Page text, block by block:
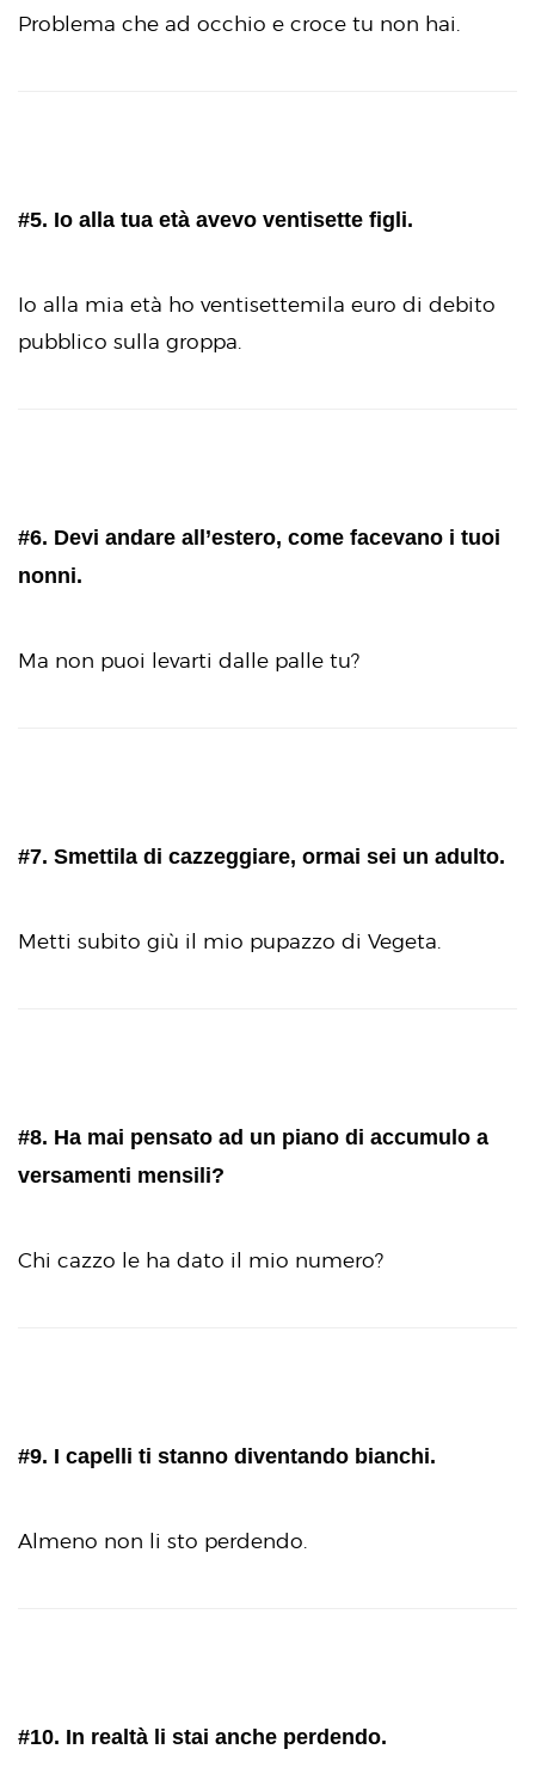
Problema che ad occhio e croce tu non hai.
#5. Io alla tua età avevo ventisette figli.
Io alla mia età ho ventisettemila euro di debito
pubblico sulla groppa.
#6. Devi andare all’estero, come facevano i tuoi
nonni.
Ma non puoi levarti dalle palle tu?
#7. Smettila di cazzeggiare, ormai sei un adulto.
Metti subito giù il mio pupazzo di Vegeta.
#8. Ha mai pensato ad un piano di accumulo a
versamenti mensili?
Chi cazzo le ha dato il mio numero?
#9. I capelli ti stanno diventando bianchi.
Almeno non li sto perdendo.
#10. In realtà li stai anche perdendo.